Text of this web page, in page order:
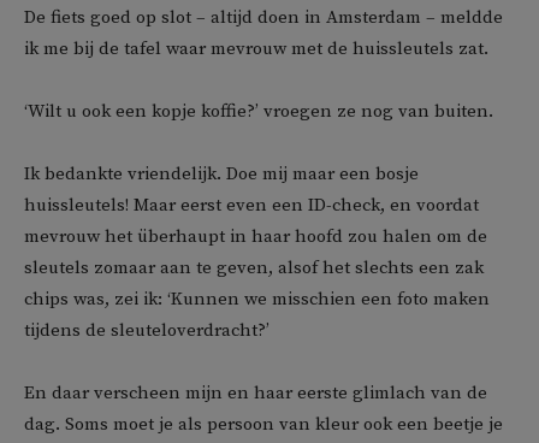
De fiets goed op slot – altijd doen in Amsterdam – meldde
ik me bij de tafel waar mevrouw met de huissleutels zat.
‘Wilt u ook een kopje koffie?’ vroegen ze nog van buiten.
Ik bedankte vriendelijk. Doe mij maar een bosje
huissleutels! Maar eerst even een ID-check, en voordat
mevrouw het überhaupt in haar hoofd zou halen om de
sleutels zomaar aan te geven, alsof het slechts een zak
chips was, zei ik: ‘Kunnen we misschien een foto maken
tijdens de sleuteloverdracht?’
En daar verscheen mijn en haar eerste glimlach van de
dag. Soms moet je als persoon van kleur ook een beetje je